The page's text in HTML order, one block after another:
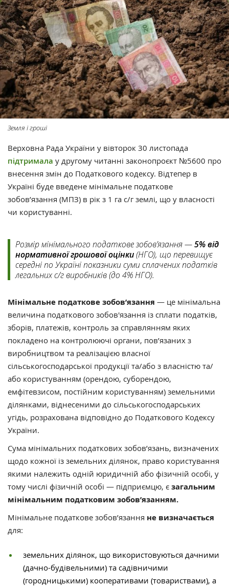
Земля і гроші
Верховна Рада України у вівторок 30 листопада
підтримала у другому читанні законопроєкт №5600 про
внесення змін до Податкового кодексу. Відтепер в
Україні буде введене мінімальне податкове
зобов’язання (МПЗ) в рік з 1 га с/г землі, що у власності
чи користуванні.
Розмір мінімального податкове зобов’язання —5% від
нормативної грошової оцінки(НГО), що перевищує
середні по Україні показники суми сплачених податків
легальних с/г виробників (до 4% НГО).
Мінімальне податкове зобов’язання — це мінімальна
величина податкового зобов'язання із сплати податків,
зборів, платежів, контроль за справлянням яких
покладено на контролюючі органи, пов’язаних з
виробництвом та реалізацією власної
сільськогосподарської продукції та/або з власністю та/
або користуванням (орендою, суборендою,
емфітевзисом, постійним користуванням) земельними
ділянками, віднесеними до сільськогосподарських
угідь, розрахована відповідно до Податкового Кодексу
України.
Сума мінімальних податкових зобов’язань, визначених
щодо кожної із земельних ділянок, право користування
якими належить одній юридичній або фізичній особі, у
тому числі фізичній особі — підприємцю, є загальним
мінімальним податковим зобов’язанням.
Мінімальне податкове зобов’язання не визначається
для:
земельних ділянок, що використовуються дачними
(дачно-будівельними) та садівничими
(городницькими) кооперативами (товариствами), а